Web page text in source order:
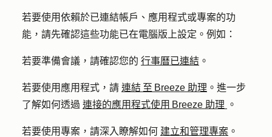
若要使用依賴於已連結帳戶、應用程式或專案的功
能，請先確認這些功能已在電腦版上設定。例如：
若要準備會議，請確認您的 行事曆已連結 。
若要使用應用程式，請 連結 至 Breeze 助理 。進一步
了解如何透過 連接的應用程式使用 Breeze 助理 。
若要使用專案，請深入瞭解如何 建立和管理專案 。